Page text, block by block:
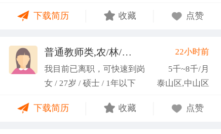
务； 学习能力：有清晰的自我定位，能够很好地吸纳
做事认真细心，具有较强的执行力、高度敬业精神、
良好的职业操 守和团队协作精神。
下载简历 收藏 点赞
普通教师类,农/林/牧/渔业 (张卓璐)22小时前
我目前已离职，可快速到岗
5千~8千/月
女 / 27岁 / 硕士 / 1年以下
泰山区,中山区
下载简历 收藏 点赞